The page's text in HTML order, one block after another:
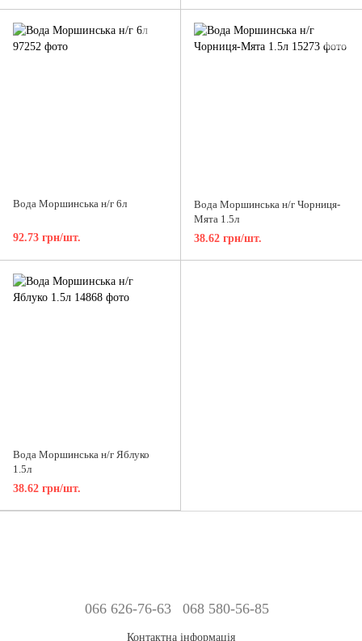
Вода Моршинська н/г 6л
92.73 грн/шт.
Вода Моршинська н/г Чорниця-
Мята 1.5л
38.62 грн/шт.
Вода Моршинська н/г Яблуко
1.5л
38.62 грн/шт.
066 626-76-63 068 580-56-85
Контактна інформація